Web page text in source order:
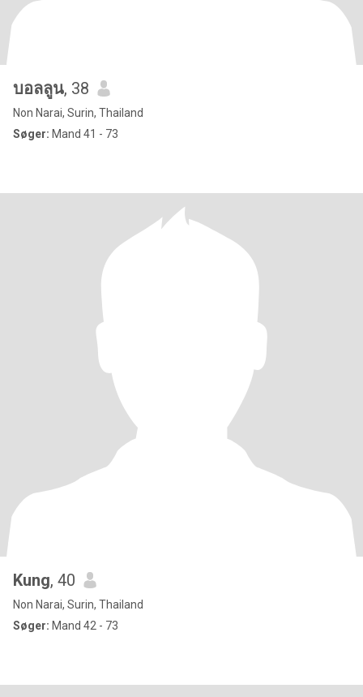
บอลลูน, 38
Non Narai, Surin, Thailand
Søger: Mand 41 - 73
Kung, 40
Non Narai, Surin, Thailand
Søger: Mand 42 - 73